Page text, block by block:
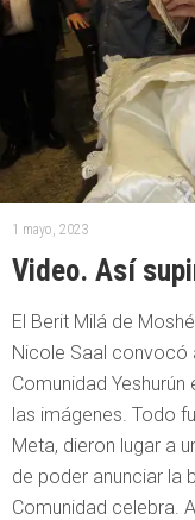
1 mayo, 2023
Video. Así
El Berit Milá de
Nicole Saal convocó
Comunidad
las imágenes. Todo
Meta, dieron lugar a
de poder anunciar la
Comunidad celebra.